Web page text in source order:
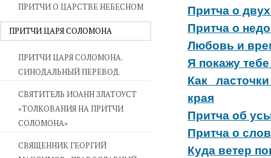
ПРИТЧИ О ЦАРСТВЕ НЕБЕСНОМ
ПРИТЧИ ЦАРЯ СОЛОМОНА
ПРИТЧИ ЦАРЯ СОЛОМОНА.
СИНОДАЛЬНЫЙ ПЕРЕВОД.
СВЯТИТЕЛЬ ИОАНН ЗЛАТОУСТ
«ТОЛКОВАНИЯ НА ПРИТЧИ
СОЛОМОНА»
CВЯЩЕННИК ГЕОРГИЙ
Притча о
Притча о
Любовь и
Я покажу
Как
края
Притча об
Притча о
Куда ветер